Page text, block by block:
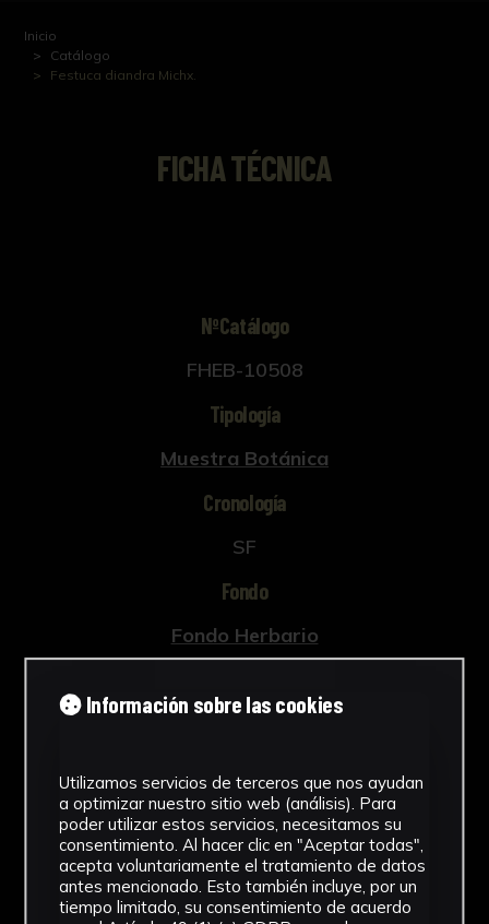
Inicio
Catálogo
Festuca diandra Michx.
FICHA TÉCNICA
NºCatálogo
FHEB-10508
Tipología
Muestra Botánica
Cronología
SF
Fondo
Fondo Herbario
Gramineae
Ver más
Información sobre las cookies
Utilizamos servicios de terceros que nos ayudan
a optimizar nuestro sitio web (análisis). Para
poder utilizar estos servicios, necesitamos su
consentimiento. Al hacer clic en "Aceptar todas",
acepta voluntariamente el tratamiento de datos
antes mencionado. Esto también incluye, por un
tiempo limitado, su consentimiento de acuerdo